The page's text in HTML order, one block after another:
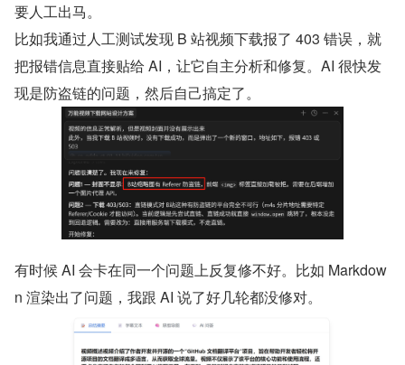
要人工出马。
比如我通过人工测试发现 B 站视频下载报了 403 错误，就
把报错信息直接贴给 AI，让它自主分析和修复。AI 很快发
现是防盗链的问题，然后自己搞定了。
有时候 AI 会卡在同一个问题上反复修不好。比如 Markdow
n 渲染出了问题，我跟 AI 说了好几轮都没修对。